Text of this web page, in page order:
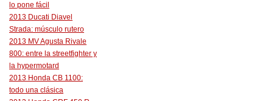
lo pone fácil
2013 Ducati Diavel
Strada: músculo rutero
2013 MV Agusta Rivale
800: entre la streetfighter y
la hypermotard
2013 Honda CB 1100:
todo una clásica